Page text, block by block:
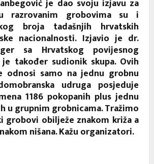
je dao svoju izjavu za
razrovanim grobovima su i
broja tadašnjih hrvatskih
nacionalnosti. Izjavio je dr.
sa Hrvatskog povijesnog
također sudionik skupa. Ovih
odnosi samo na jednu grobnu
udruga posjeduje
1186 pokopanih plus jednu
u grupnim grobnicama. Tražimo
grobovi obilježe znakom križa a
nišana. Kažu organizatori.